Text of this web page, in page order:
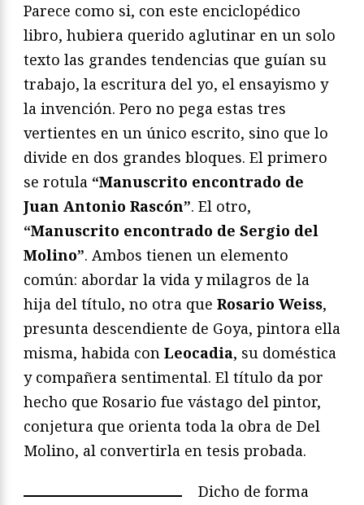
Parece como si, con este enciclopédico
libro, hubiera querido aglutinar en un solo
texto las grandes tendencias que guían su
trabajo, la escritura del yo, el ensayismo y
la invención. Pero no pega estas tres
vertientes en un único escrito, sino que lo
divide en dos grandes bloques. El primero
se rotula “Manuscrito encontrado de
Juan Antonio Rascón”. El otro,
“Manuscrito encontrado de Sergio del
Molino”. Ambos tienen un elemento
común: abordar la vida y milagros de la
hija del título, no otra que Rosario Weiss,
presunta descendiente de Goya, pintora ella
misma, habida con Leocadia, su doméstica
y compañera sentimental. El título da por
hecho que Rosario fue vástago del pintor,
conjetura que orienta toda la obra de Del
Molino, al convertirla en tesis probada.
Dicho de forma